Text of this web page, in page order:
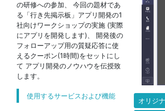
の研修への参加、 今回の題材であ
る「行き先掲示板」アプリ開発の1
社向けワークショップの実施 (実際
にアプリを開発します)、 開発後の
フォローアップ用の質疑応答に使
えるクーポン(1時間)をセットにし
て アプリ開発のノウハウを伝授致
します。
使用するサービスおよび機能
オリジ